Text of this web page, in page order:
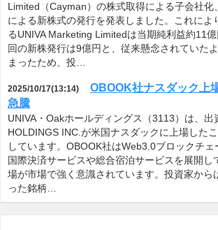
Limited（Cayman）の株式取得による子会社化
による新株式の発行を発表しました。これによ
るUNIVA Marketing Limitedは当期純利益約11
回の新株発行は9億円と、従来懸念されていた
まったため、投…
2025/10/17(13:14)
OBOOK社ナスダック上
急騰
UNIVA・Oakホールディングス（3113）は、出
HOLDINGS INC.が米国ナスダックに上場した
しています。OBOOK社はWeb3.0ブロックチェ
国際決済サービスや総合宿泊サービスを展開し
場が市場で強く意識されています。投資家から
った銘柄…